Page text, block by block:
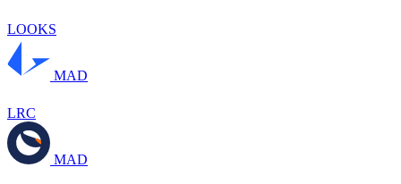
LOOKS
MAD
LRC
MAD